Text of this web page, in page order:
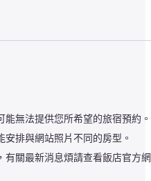
能無法提供您所希望的旅宿預約。
排與網站照片不同的房型。
有關最新消息煩請查看飯店官方網